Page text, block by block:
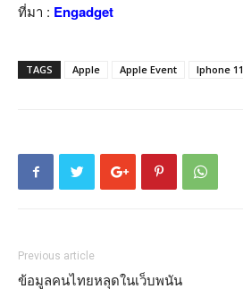
ที่มา : Engadget
TAGS Apple Apple Event Iphone 11
Previous article
ข้อมูลคนไทยหลุดในเว็บพนัน